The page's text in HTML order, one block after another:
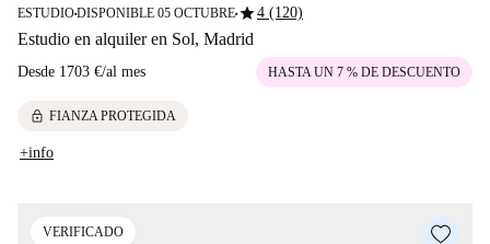
ESTUDIO■DISPONIBLE 05 OCTUBRE■star4 (120)
Estudio en alquiler en Sol, Madrid
Desde 1703 €/al mes HASTA UN 7 % DE DESCUENTO
lock FIANZA PROTEGIDA
+info
VERIFICADO